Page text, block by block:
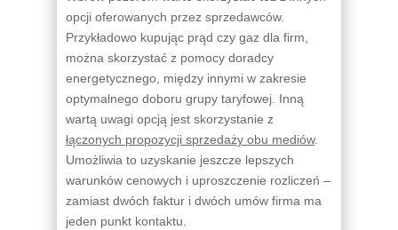
opcji oferowanych przez sprzedawców.
Przykładowo kupując prąd czy gaz dla firm,
można skorzystać z pomocy doradcy
energetycznego, między innymi w zakresie
optymalnego doboru grupy taryfowej. Inną
wartą uwagi opcją jest skorzystanie z
łączonych propozycji sprzedaży obu mediów.
Umożliwia to uzyskanie jeszcze lepszych
warunków cenowych i uproszczenie rozliczeń –
zamiast dwóch faktur i dwóch umów firma ma
jeden punkt kontaktu.